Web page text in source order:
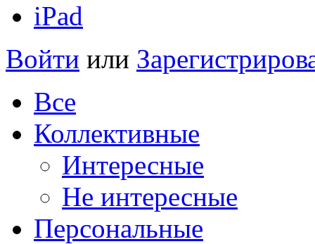
iPad
Войти или
Все
Коллективные
Интересные
Не интересные
Персональные